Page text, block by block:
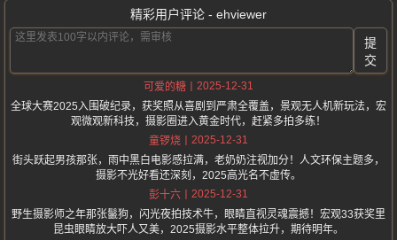
精彩用户评论 - ehviewer
提
交
可爱的糖
2025-12-31
全球大赛2025入围破纪录，获奖照从喜剧到严肃全覆盖，景观无人机新玩法，宏
观微观新科技，摄影圈进入黄金时代，赶紧多拍多练！
童锣烧
2025-12-31
街头跃起男孩那张，雨中黑白电影感拉满，老奶奶注视加分！人文环保主题多，
摄影不光好看还深刻，2025高光名不虚传。
彭十六
2025-12-31
野生摄影师之年那张鬣狗，闪光夜拍技术牛，眼睛直视灵魂震撼！宏观33获奖里
昆虫眼睛放大吓人又美，2025摄影水平整体拉升，期待明年。